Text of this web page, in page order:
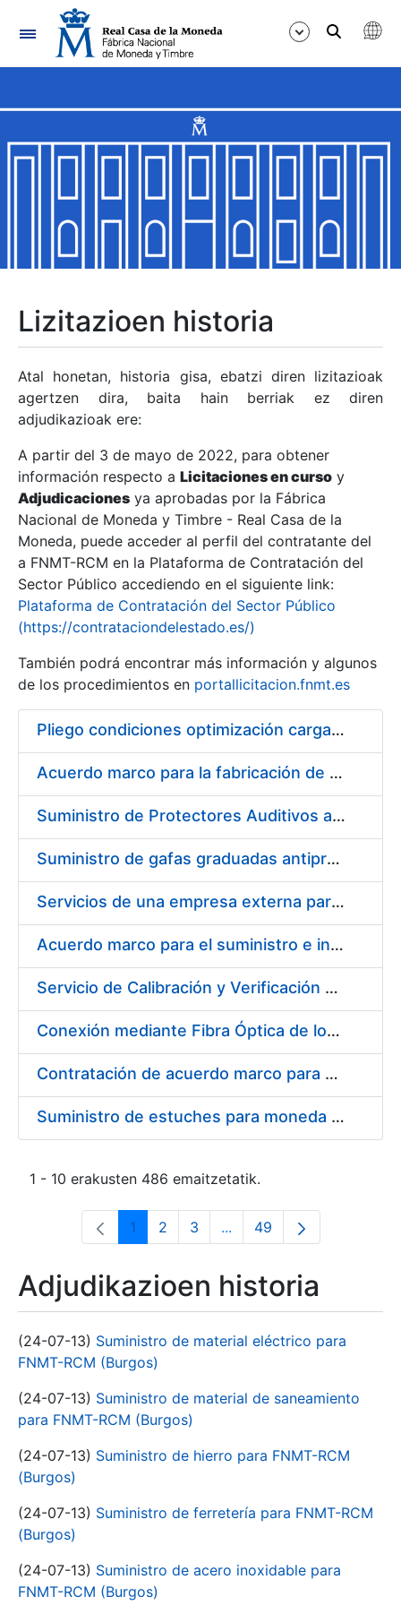
Nabigazioa
Erakutsi/Ezkutatu
Erakutsi/Ezkutatu
Erakutsi/Ezkutatu
Erakutsi/Ezkutatu
Erakutsi/Ezkutatu
Erakutsi/Ezkutatu
Erakutsi/Ezkutatu
Erakutsi/Ezkutatu
Lizitazioen historia
Atal honetan, historia gisa, ebatzi diren lizitazioak
agertzen dira, baita hain berriak ez diren
adjudikazioak ere:
A partir del 3 de mayo de 2022, para obtener
información respecto a Licitaciones en curso y
Adjudicaciones ya aprobadas por la Fábrica
Nacional de Moneda y Timbre - Real Casa de la
Moneda, puede acceder al perfil del contratante del
a FNMT-RCM en la Plataforma de Contratación del
Sector Público accediendo en el siguiente link:
Plataforma de Contratación del Sector Público
(https://contrataciondelestado.es/)
También podrá encontrar más información y algunos
de los procedimientos en portallicitacion.fnmt.es
Pliego condiciones optimización cargas compras firmado
Acuerdo marco para la fabricación de piezas
Suministro de Protectores Auditivos a medida para las personas trabajadoras de los Centros de Trabajo de Madrid y Burgos
Suministro de gafas graduadas antiproyecciones para los trabajadores de la FNMT-RCM en los centros de trabajo de Madrid y Burgos
Servicios de una empresa externa para el asesoramiento y resolución de los recursos de alzada que se presentan relacionados con procesos de selección para la FNMT-RCM
Acuerdo marco para el suministro e instalación de persianas, estores y otros complementos
Servicio de Calibración y Verificación Externa de los Equipos de Medición del Servicio de Prevención de la FNMT-RCM
Conexión mediante Fibra Óptica de los Centros de Proceso de Datos (CPDs) de las sedes de la FNMT-RCM de Burgos y Madrid
Contratación de acuerdo marco para el Suministro de Material de Electricidad para la Fábrica Nacional de Moneda y Timbre-Real Casa de la Moneda en su centro de trabajo de Burgos
Suministro de estuches para moneda de 30 €
1 - 10 erakusten 486 emaitzetatik.
Orrialdea
1 Orrialdea
2 Orrialdea
3 ...Intermediate Pages Use
Orrialdea
49
Adjudikazioen historia
(24-07-13) Suministro de material eléctrico para
FNMT-RCM (Burgos)
(24-07-13) Suministro de material de saneamiento
para FNMT-RCM (Burgos)
(24-07-13) Suministro de hierro para FNMT-RCM
(Burgos)
(24-07-13) Suministro de ferretería para FNMT-RCM
(Burgos)
(24-07-13) Suministro de acero inoxidable para
FNMT-RCM (Burgos)